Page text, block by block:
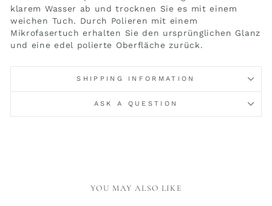
klarem Wasser ab und trocknen Sie es mit einem
weichen Tuch. Durch Polieren mit einem
Mikrofasertuch erhalten Sie den ursprünglichen Glanz
und eine edel polierte Oberfläche zurück.
SHIPPING INFORMATION
ASK A QUESTION
YOU MAY ALSO LIKE